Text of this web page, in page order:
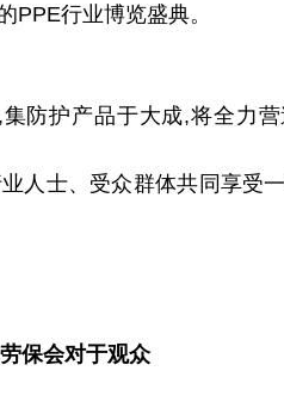
PPE行业博览盛典。
防护产品于大成,将全力
人士、受众群体共同享受
劳保会对于观众